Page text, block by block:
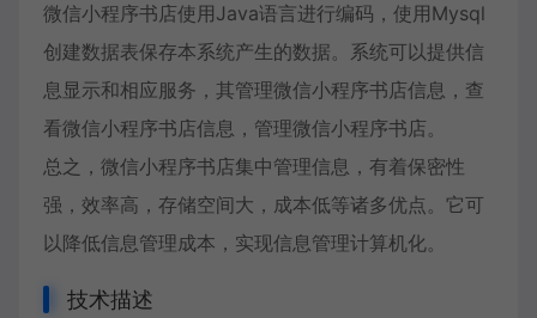
微信小程序书店使用Java语言进行编码，使用Mysql
创建数据表保存本系统产生的数据。系统可以提供信
息显示和相应服务，其管理微信小程序书店信息，查
看微信小程序书店信息，管理微信小程序书店。
总之，微信小程序书店集中管理信息，有着保密性
强，效率高，存储空间大，成本低等诸多优点。它可
以降低信息管理成本，实现信息管理计算机化。
技术描述